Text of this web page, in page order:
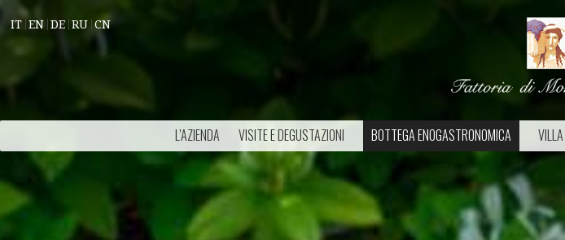
IT EN DE RU CN
L’AZIENDA VISITE E DEGUSTAZIONI BOTTEGA ENOGASTRONOMICA